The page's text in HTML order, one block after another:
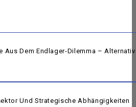
Aus Dem Endlager-Dilemma –
Und Strategische Abhängigkeiten